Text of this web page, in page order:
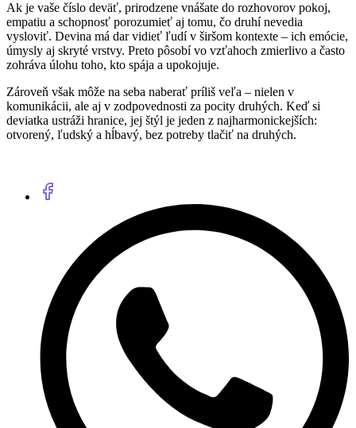
Ak je vaše číslo deväť, prirodzene vnášate do rozhovorov pokoj,
empatiu a schopnosť porozumieť aj tomu, čo druhí nevedia
vysloviť. Devina má dar vidieť ľudí v širšom kontexte – ich emócie,
úmysly aj skryté vrstvy. Preto pôsobí vo vzťahoch zmierlivo a často
zohráva úlohu toho, kto spája a upokojuje.
Zároveň však môže na seba naberať príliš veľa – nielen v
komunikácii, ale aj v zodpovednosti za pocity druhých. Keď si
deviatka ustráži hranice, jej štýl je jeden z najharmonickejších:
otvorený, ľudský a hĺbavý, bez potreby tlačiť na druhých.